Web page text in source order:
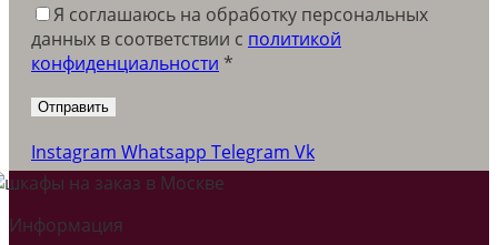
Я соглашаюсь на обработку персональных
данных в соответствии c политикой
конфиденциальности *
Instagram Whatsapp Telegram Vk
Информация